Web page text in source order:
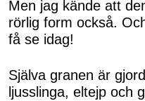
Men jag kände att
rörlig form också.
få se idag!
Själva granen är
ljusslinga, eltejp och